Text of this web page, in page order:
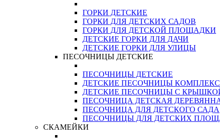
ГОРКИ ДЕТСКИЕ
ГОРКИ ДЛЯ ДЕТСКИХ САДОВ
ГОРКИ ДЛЯ ДЕТСКОЙ ПЛОЩАДКИ
ДЕТСКИЕ ГОРКИ ДЛЯ ДАЧИ
ДЕТСКИЕ ГОРКИ ДЛЯ УЛИЦЫ
ПЕСОЧНИЦЫ ДЕТСКИЕ
ПЕСОЧНИЦЫ ДЕТСКИЕ
ДЕТСКИЕ ПЕСОЧНИЦЫ
ДЕТСКИЕ ПЕСОЧНИЦЫ С
ПЕСОЧНИЦА ДЕТСКАЯ
ПЕСОЧНИЦА ДЛЯ ДЕТСКОГО САДА
ПЕСОЧНИЦЫ ДЛЯ ДЕТСКИХ
СКАМЕЙКИ